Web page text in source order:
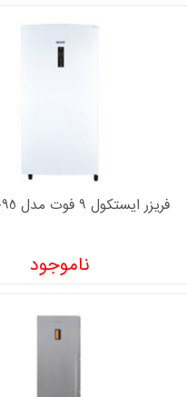
فریزر ایستکول 9 فوت مدل TM-999-95
ناموجود